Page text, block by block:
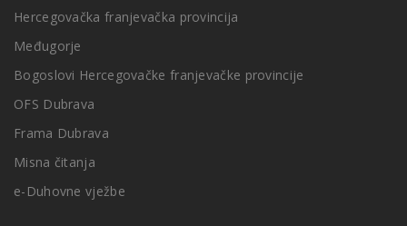
Hercegovačka franjevačka provincija
Međugorje
Bogoslovi Hercegovačke franjevačke provincije
OFS Dubrava
Frama Dubrava
Misna čitanja
e-Duhovne vježbe